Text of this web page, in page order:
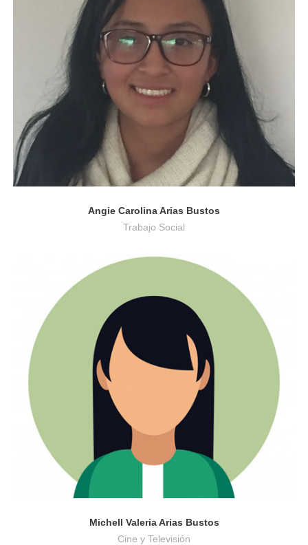
Trabajo Social
Angie Carolina Arias Bustos
Trabajo Social
Cine y Televisión
Michell Valeria Arias Bustos
Cine y Televisión